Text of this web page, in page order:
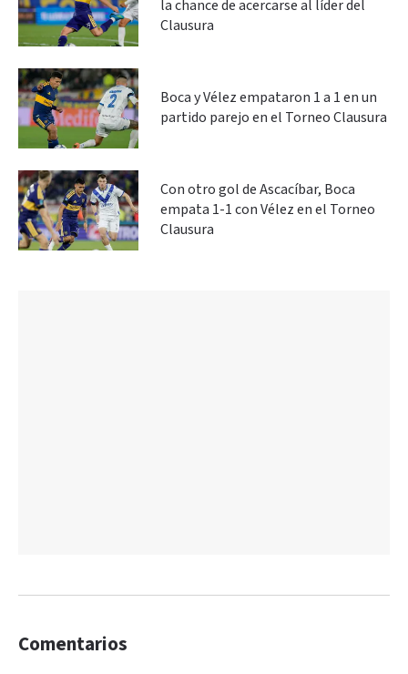
la chance de acercarse al líder del
Clausura
Boca y Vélez empataron 1 a 1 en un
partido parejo en el Torneo Clausura
Con otro gol de Ascacíbar, Boca
empata 1-1 con Vélez en el Torneo
Clausura
Comentarios